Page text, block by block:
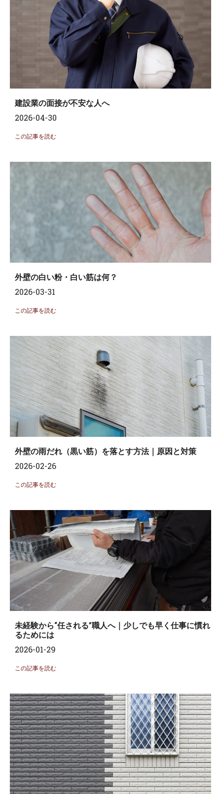
建設業の面接が不安な人へ
2026-04-30
この記事を読む
外壁の白い粉・白い筋は何？
2026-03-31
この記事を読む
外壁の雨だれ（黒い筋）を落とす方法｜原因と対策
2026-02-26
この記事を読む
未経験から“任される”職人へ｜少しでも早く仕事に慣れ
るためには
2026-01-29
この記事を読む